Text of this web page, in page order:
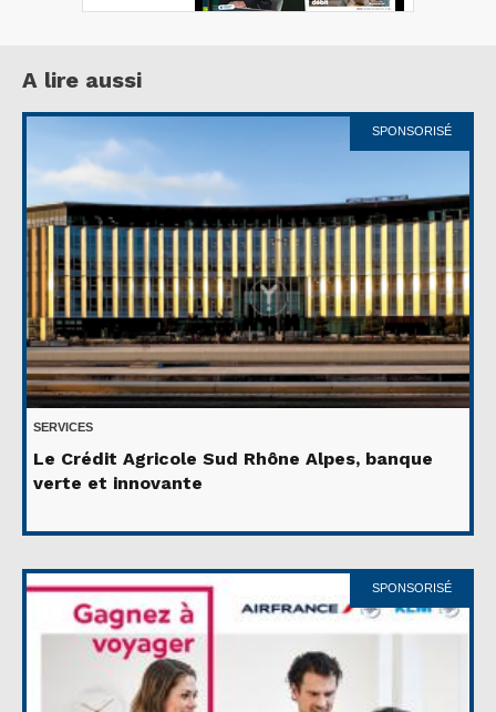
A lire aussi
SPONSORISÉ
SERVICES
Le Crédit Agricole Sud Rhône Alpes, banque
verte et innovante
SPONSORISÉ